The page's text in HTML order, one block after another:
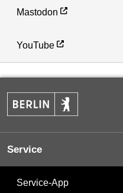
Mastodon
YouTube
Service
Service-App